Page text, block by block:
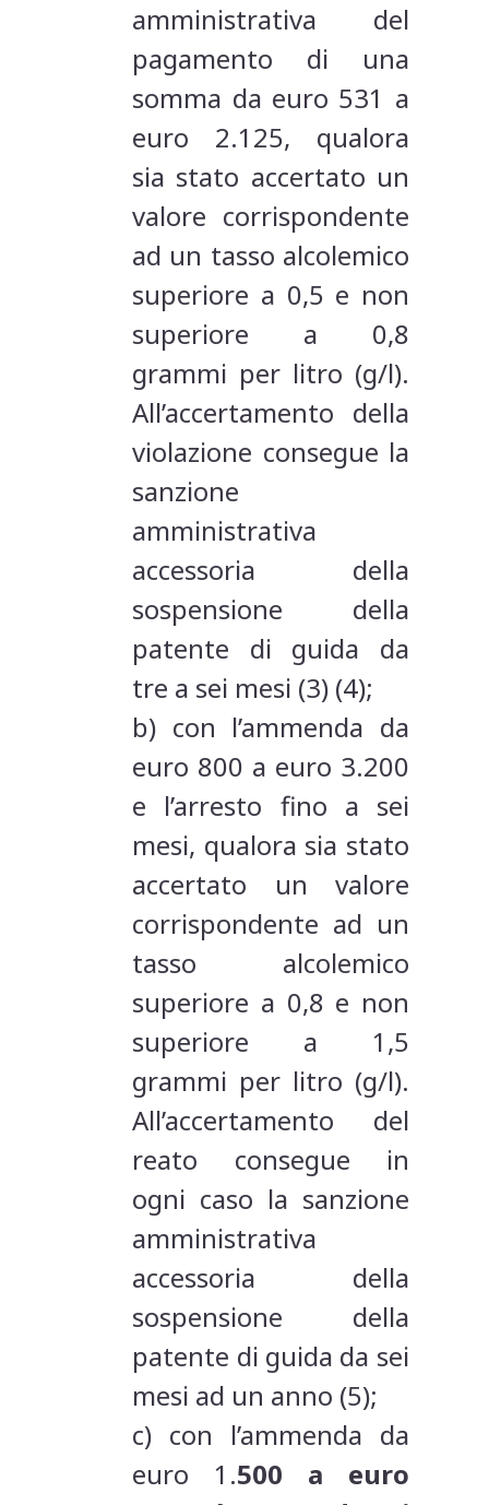
amministrativa del
pagamento di una
somma da euro 531 a
euro 2.125, qualora
sia stato accertato un
valore corrispondente
ad un tasso alcolemico
superiore a 0,5 e non
superiore a 0,8
grammi per litro (g/l).
All’accertamento della
violazione consegue la
sanzione
amministrativa
accessoria della
sospensione della
patente di guida da
tre a sei mesi (3) (4);
b) con l’ammenda da
euro 800 a euro 3.200
e l’arresto fino a sei
mesi, qualora sia stato
accertato un valore
corrispondente ad un
tasso alcolemico
superiore a 0,8 e non
superiore a 1,5
grammi per litro (g/l).
All’accertamento del
reato consegue in
ogni caso la sanzione
amministrativa
accessoria della
sospensione della
patente di guida da sei
mesi ad un anno (5);
c) con l’ammenda da
euro 1.500 a euro